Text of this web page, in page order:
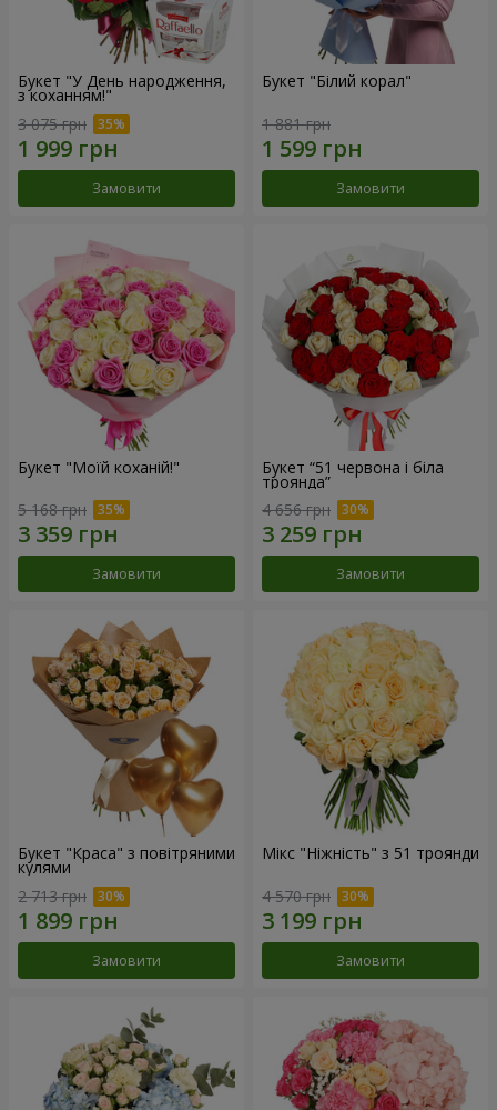
Букет "У День народження,
з коханням!"
3 075 грн
Замовити
Букет "Білий корал"
1 881 грн
Замовити
Букет "Моїй коханій!"
5 168 грн
Замовити
Букет “51 червона і біла
троянда”
4 656 грн
Замовити
Букет "Краса" з повітряними
кулями
2 713 грн
Замовити
Мікс "Ніжність" з 51 троянди
4 570 грн
Замовити